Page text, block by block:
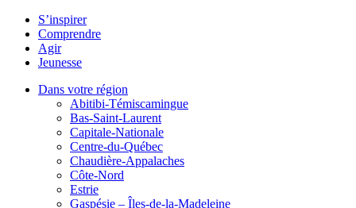
S’inspirer
Comprendre
Agir
Jeunesse
Dans votre région
Abitibi-Témiscamingue
Bas-Saint-Laurent
Capitale-Nationale
Centre-du-Québec
Chaudière-Appalaches
Côte-Nord
Estrie
Gaspésie – Îles-de-la-Madeleine